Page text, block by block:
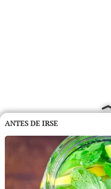
ANTES DE IRSE